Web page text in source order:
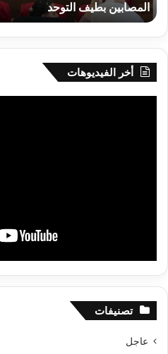
التوحد
المصابين بطيف التوحد
أخر الفيديوهات
تصنيفات
عاجل